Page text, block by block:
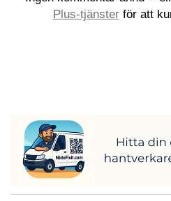
Plus-tjänsterför att